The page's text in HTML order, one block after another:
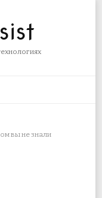
вы не знали